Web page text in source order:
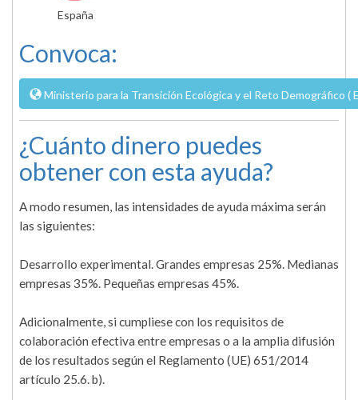
España
Convoca:
Ministerio para la Transición Ecológica y el Reto Demográfico (
¿Cuánto dinero puedes
obtener con esta ayuda?
A modo resumen, las intensidades de ayuda máxima serán
las siguientes:
Desarrollo experimental. Grandes empresas 25%. Medianas
empresas 35%. Pequeñas empresas 45%.
Adicionalmente, si cumpliese con los requisitos de
colaboración efectiva entre empresas o a la amplia difusión
de los resultados según el Reglamento (UE) 651/2014
artículo 25.6. b).